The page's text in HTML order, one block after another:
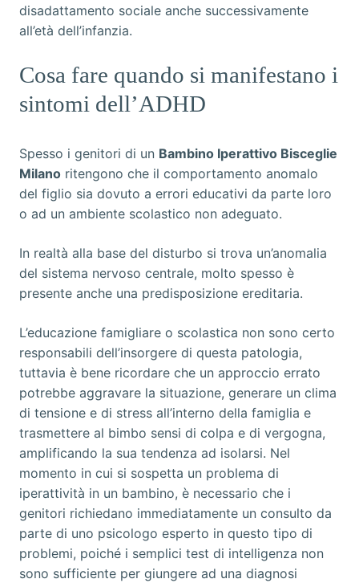
disadattamento sociale anche successivamente
all’età dell’infanzia.
Cosa fare quando si manifestano i
sintomi dell’ADHD
Spesso i genitori di un Bambino Iperattivo Bisceglie
Milano ritengono che il comportamento anomalo
del figlio sia dovuto a errori educativi da parte loro
o ad un ambiente scolastico non adeguato.
In realtà alla base del disturbo si trova un’anomalia
del sistema nervoso centrale, molto spesso è
presente anche una predisposizione ereditaria.
L’educazione famigliare o scolastica non sono certo
responsabili dell’insorgere di questa patologia,
tuttavia è bene ricordare che un approccio errato
potrebbe aggravare la situazione, generare un clima
di tensione e di stress all’interno della famiglia e
trasmettere al bimbo sensi di colpa e di vergogna,
amplificando la sua tendenza ad isolarsi. Nel
momento in cui si sospetta un problema di
iperattività in un bambino, è necessario che i
genitori richiedano immediatamente un consulto da
parte di uno psicologo esperto in questo tipo di
problemi, poiché i semplici test di intelligenza non
sono sufficiente per giungere ad una diagnosi